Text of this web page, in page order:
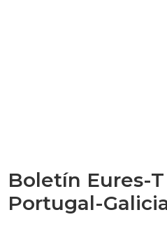
Boletín Eures-
Portugal-Galicia